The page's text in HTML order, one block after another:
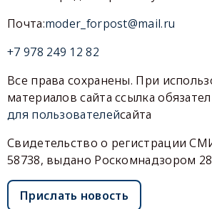
Почта:moder_forpost@mail.ru
+7 978 249 12 82
Все права сохранены. При
материалов сайта ссылка
для пользователейсайта
Свидетельство о регистрации
58738, выдано Роскомнадзором
Прислать новость